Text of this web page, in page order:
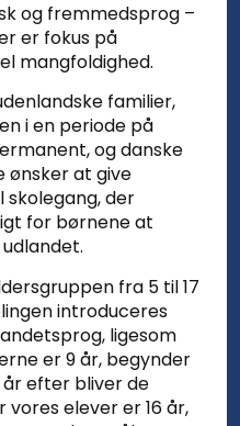
og fremmedsprog –
er fokus på
mangfoldighed.
familier,
i en periode på
og danske
at give
der
for børnene at
fra 5 til 17
introduceres
ligesom
er 9 år, begynder
efter bliver de
elever er 16 år,